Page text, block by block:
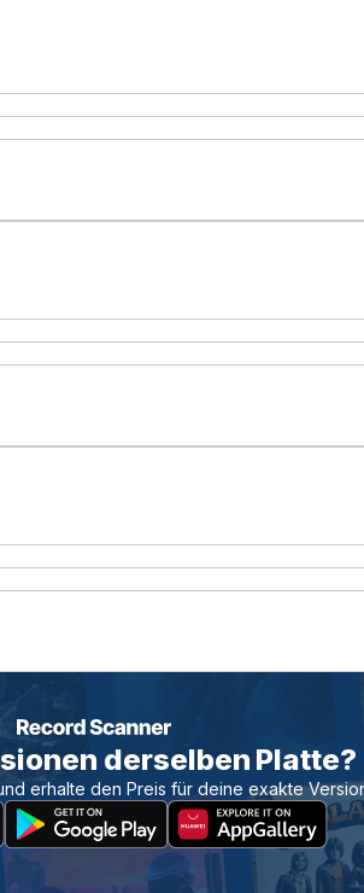
derselben Platte?
erhalte den Preis für deine exakte